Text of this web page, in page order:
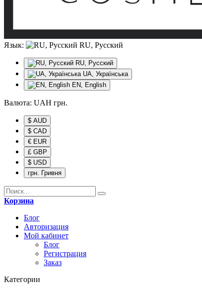
Язык: RU, Русский
RU, Русский
UA, Українська
EN, English
Валюта: UAH грн.
$ AUD
$ CAD
€ EUR
£ GBP
$ USD
грн. Гривня
Корзина
Блог
Авторизация
Мой кабинет
Блог
Регистрация
Заказ
Категории